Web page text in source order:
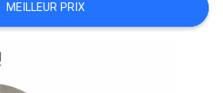
MEILLEUR PRIX